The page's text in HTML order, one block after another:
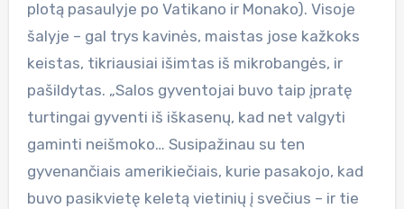
plotą pasaulyje po Vatikano ir Monako). Visoje
šalyje – gal trys kavinės, maistas jose kažkoks
keistas, tikriausiai išimtas iš mikrobangės, ir
pašildytas. „Salos gyventojai buvo taip įpratę
turtingai gyventi iš iškasenų, kad net valgyti
gaminti neišmoko… Susipažinau su ten
gyvenančiais amerikiečiais, kurie pasakojo, kad
buvo pasikvietę keletą vietinių į svečius – ir tie